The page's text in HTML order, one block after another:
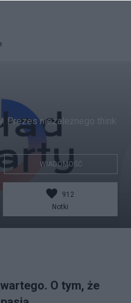
Prezes niezależnego think
WIADOMOŚĆ
912
Notki
O tym, że